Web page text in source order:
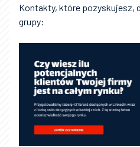
Kontakty, które pozyskujesz,
grupy: